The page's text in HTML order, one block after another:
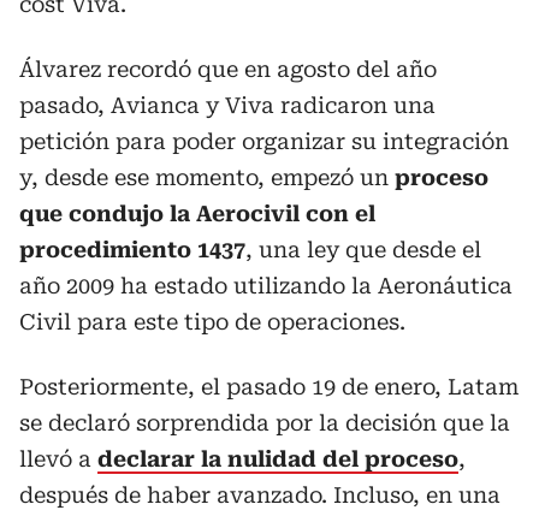
Álvarez recordó que en agosto del año
pasado, Avianca y Viva radicaron una
petición para poder organizar su integración
y, desde ese momento, empezó un proceso
que condujo la Aerocivil con el
procedimiento 1437, una ley que desde el
año 2009 ha estado utilizando la Aeronáutica
Civil para este tipo de operaciones.
Posteriormente, el pasado 19 de enero, Latam
se declaró sorprendida por la decisión que la
llevó a declarar la nulidad del proceso,
después de haber avanzado. Incluso, en una